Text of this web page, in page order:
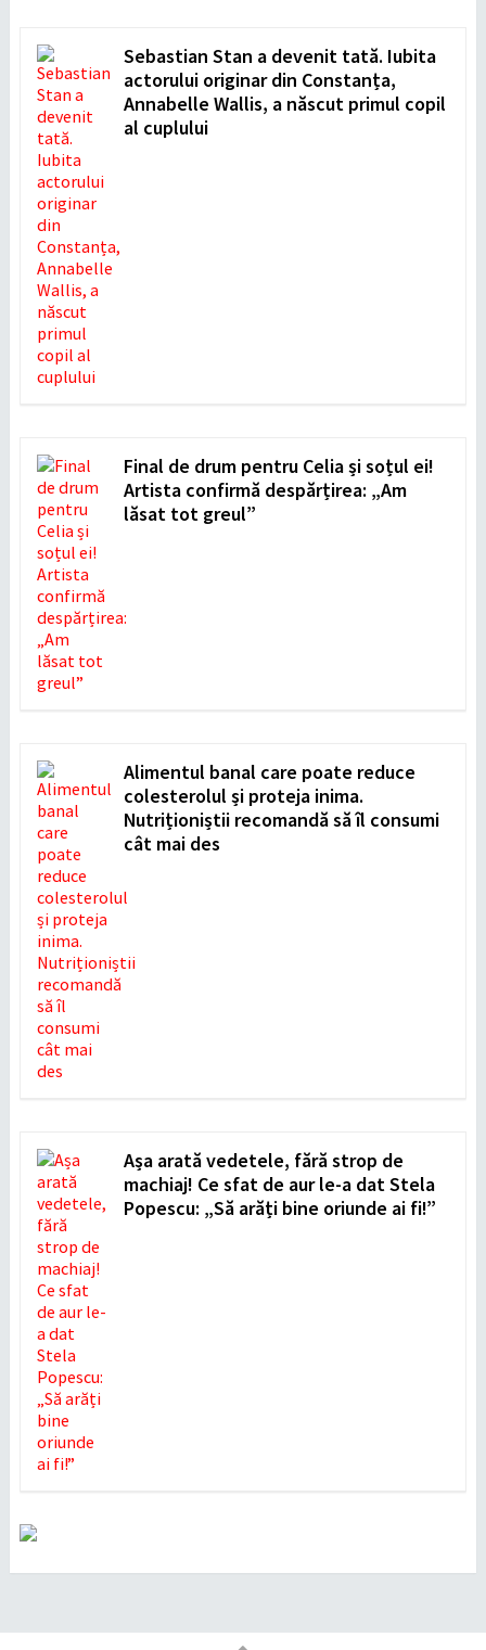
Sebastian Stan a devenit tată. Iubita
actorului originar din Constanța,
Annabelle Wallis, a născut primul copil
al cuplului
Final de drum pentru Celia și soțul ei!
Artista confirmă despărțirea: „Am
lăsat tot greul”
Alimentul banal care poate reduce
colesterolul și proteja inima.
Nutriționiștii recomandă să îl consumi
cât mai des
Așa arată vedetele, fără strop de
machiaj! Ce sfat de aur le-a dat Stela
Popescu: „Să arăți bine oriunde ai fi!”